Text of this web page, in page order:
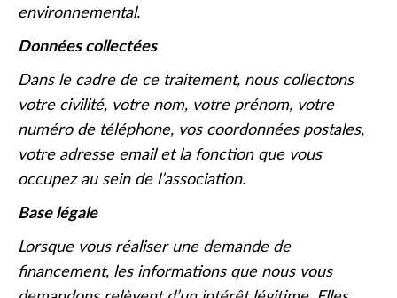
environnemental.
Données collectées
Dans le cadre de ce traitement, nous collectons
votre civilité, votre nom, votre prénom, votre
numéro de téléphone, vos coordonnées postales,
votre adresse email et la fonction que vous
occupez au sein de l’association.
Base légale
Lorsque vous réaliser une demande de
financement, les informations que nous vous